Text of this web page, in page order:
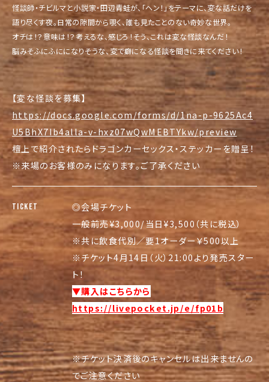
怪談師・チビルマと小説家・田辺青蛙が、「ヘン！」をテーマに、変な話だけを
語り尽くす夜。日常の隙間から覗く、誰も見たことのない奇妙な世界。
オチは！？意味は！？考えるな、感じろ！そう、これは変な怪談なんだ！
脳みそふにふにになりそうな、変で癖になる怪談を聞きに来てください！
【変な怪談を募集】
https://docs.google.com/forms/d/1na-p-9625Ac4
U5BhX7Ib4alla-v-hxz07wQwMEBTYkw/preview
檀上で紹介されたらドラゴンカーセックス・ ステッカーを贈呈！
※来場のお客様のみになります。ご了承ください
TICKET
◎会場チケット
一般前売¥3,000/当日¥3,500（共に税込）
※共に飲食代別／要1オーダー￥500以上
※チケット4月14日（火）21:00より発売スター
ト！
▼購入はこちらから
https://livepocket.jp/e/fp01b
※チケット決済後のキャンセルは出来ませんの
でご注意ください